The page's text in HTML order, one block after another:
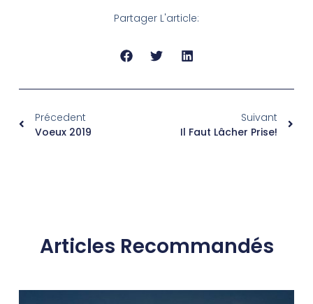
Partager L'article:
Précedent
Voeux 2019
Suivant
Il Faut Lâcher Prise!
Articles Recommandés